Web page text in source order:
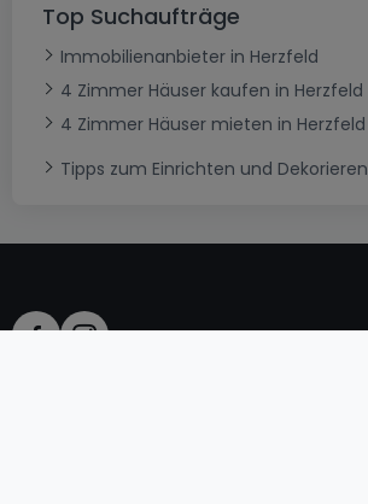
Top Suchaufträge
Immobilienanbieter in Herzfeld
4 Zimmer Häuser kaufen in Herzfeld
4 Zimmer Häuser mieten in Herzfeld
Tipps zum Einrichten und Dekorieren